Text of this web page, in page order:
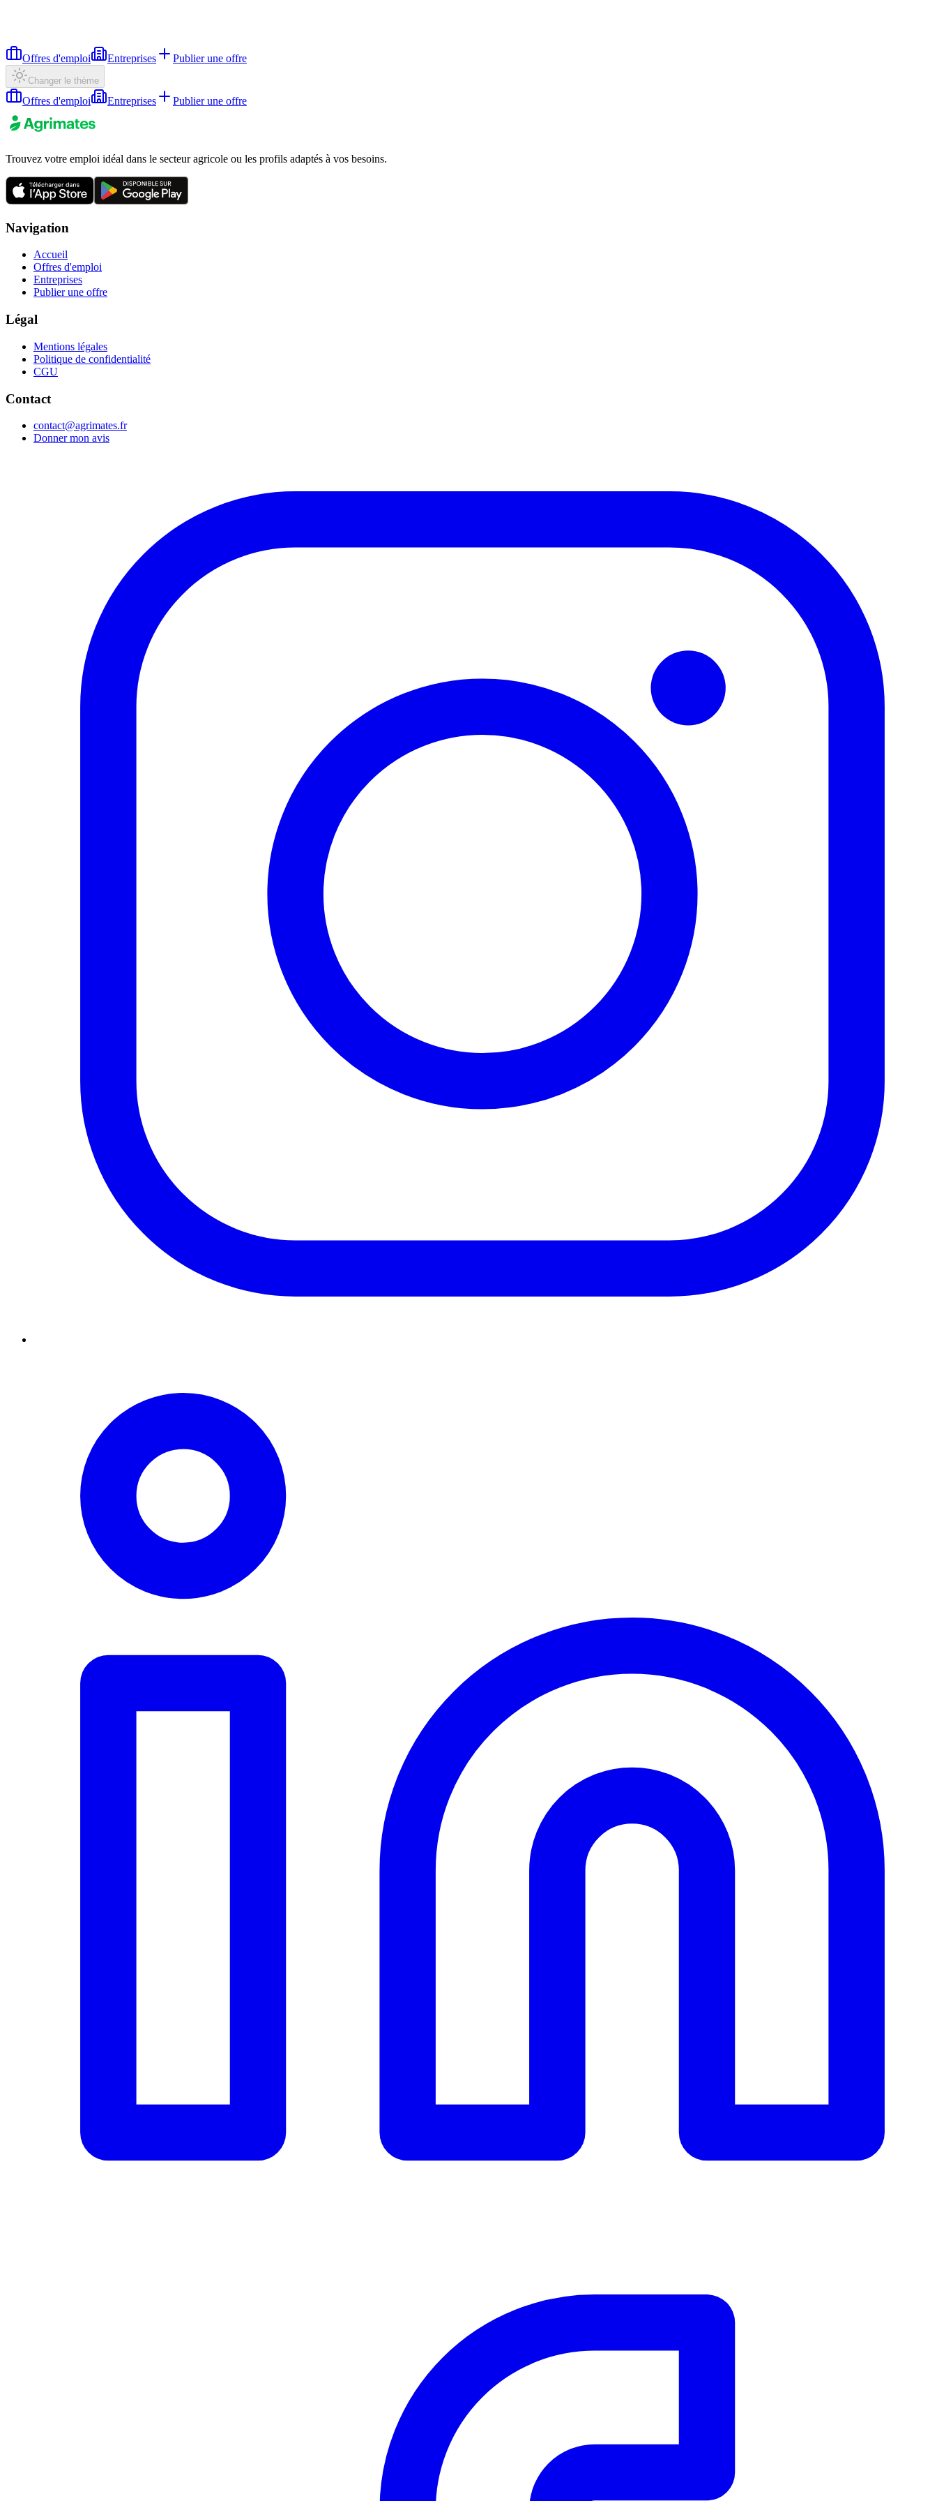
Offres d'emploi Entreprises Publier une offre
Changer le thème
Offres d'emploi Entreprises Publier une offre
Trouvez votre emploi idéal dans le secteur agricole ou les profils adaptés à vos besoins.
Navigation
Accueil
Offres d'emploi
Entreprises
Publier une offre
Légal
Mentions légales
Politique de confidentialité
CGU
Contact
contact@agrimates.fr
Donner mon avis